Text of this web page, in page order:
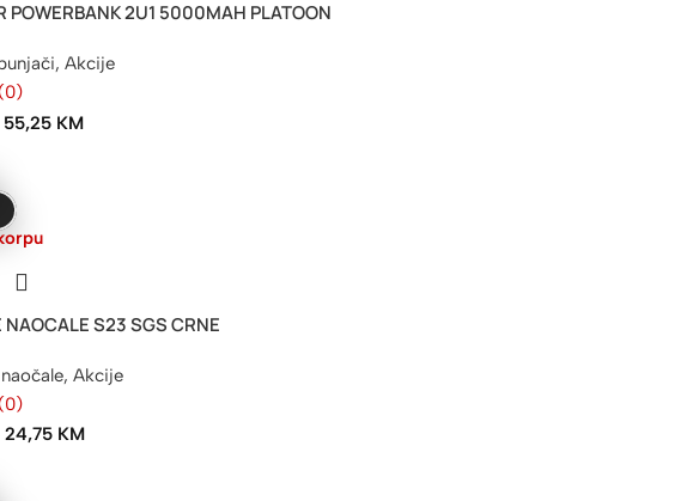
POWERBANK 2U1 5000MAH PLATOON
, Akcije
55,25 KM
NAOCALE S23 SGS CRNE
, Akcije
24,75 KM